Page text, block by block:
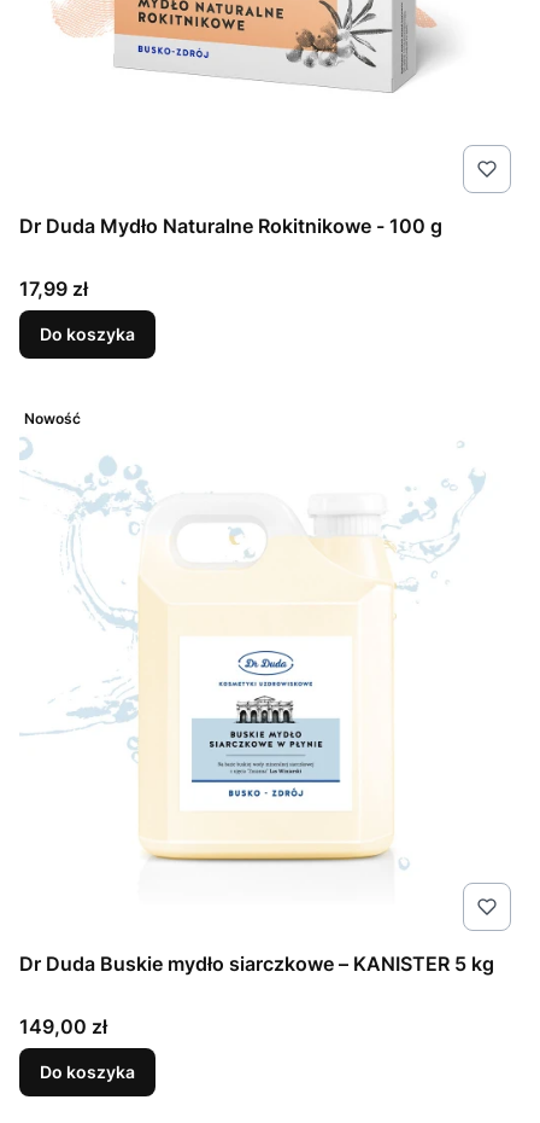
Dr Duda Mydło Naturalne Rokitnikowe - 100 g
Cena
17,99 zł
Do koszyka
Nowość
Dr Duda Buskie mydło siarczkowe – KANISTER 5 kg
Cena
149,00 zł
Do koszyka